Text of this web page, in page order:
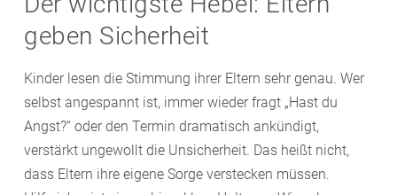
geben Sicherheit
Kinder lesen die Stimmung ihrer Eltern sehr genau. Wer
selbst angespannt ist, immer wieder fragt „Hast du
Angst?“ oder den Termin dramatisch ankündigt,
verstärkt ungewollt die Unsicherheit. Das heißt nicht,
dass Eltern ihre eigene Sorge verstecken müssen.